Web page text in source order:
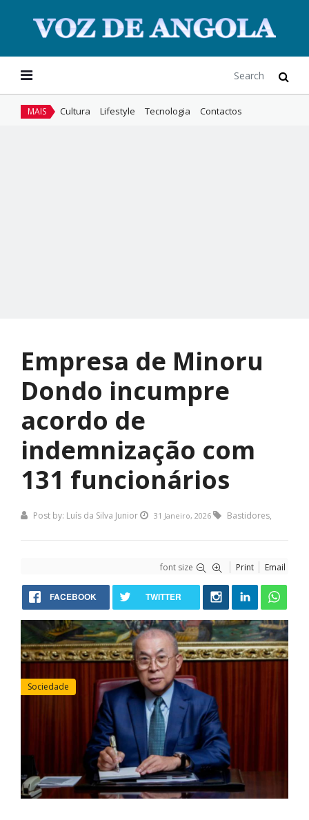
MAIS Cultura Lifestyle Tecnologia Contactos
Empresa de Minoru
Dondo incumpre
acordo de
indemnização com
131 funcionários
Post by: Luís da Silva Junior 31 Janeiro, 2026 Bastidores,
font size Print Email
FACEBOOK TWITTER
Sociedade